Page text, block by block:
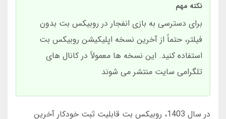
نکته مهم
برای دسترسی به بازی انفجار در روبیکس بت بدون
فیلتر، حتماً از آخرین نسخه اپلیکیشن روبیکس بت
استفاده کنید. این نسخه ها معمولاً در کانال های
تلگرامی سایت منتشر می شوند
در سال 1403، روبیکس بت قابلیت ثبت خودکار آخرین